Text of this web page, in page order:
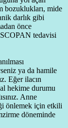
bozuklukları, mide
darlık gibi
önce
tedavisi
ya da hamile
Eğer ilacın
hekime durumu
Anne
önlemek için etkili
döneminde